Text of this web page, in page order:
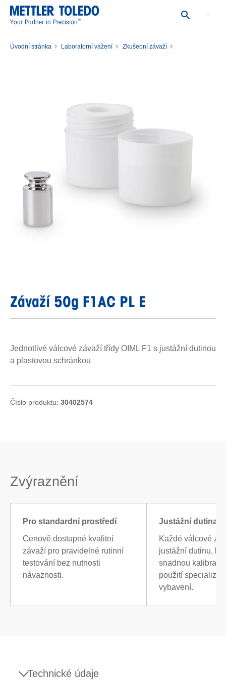
Your Partner in Precision™
Úvodní stránka Laboratorní vážení
Zkušební závaží
Závaží 50g F1AC PL E
Jednotlivé válcové závaží třídy OIML F1 s justážní dutinou
a plastovou schránkou
Číslo produktu: 30402574
Zvýraznění
Pro standardní prostředí
Cenově dostupné kvalitní
závaží pro pravidelné rutinní
testování bez nutnosti
návaznosti.
Justážní dutina
Každé válcové
justážní dutinu,
snadnou kalibraci
použití
vybavení.
Technické údaje